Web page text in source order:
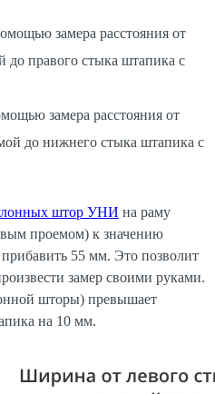
замера расстояния от
до правого стыка штапика с
замера расстояния от
до нижнего стыка штапика с
штор УНИ на раму
проемом) к значению
55 мм. Это позволит
замер своими руками.
шторы) превышает
на 10 мм.